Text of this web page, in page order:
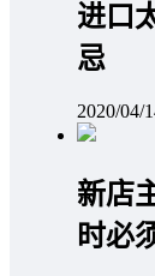
进口
忌
2020/04/
新店
时必